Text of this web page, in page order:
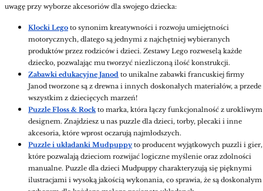
uwagę przy wyborze akcesoriów dla swojego dziecka:
Klocki Lego to synonim kreatywności i rozwoju umiejętności
motorycznych, dlatego są jednymi z najchętniej wybieranych
produktów przez rodziców i dzieci. Zestawy Lego rozweselą każde
dziecko, pozwalając mu tworzyć niezliczoną ilość konstrukcji.
Zabawki edukacyjne Janod to unikalne zabawki francuskiej firmy
Janod tworzone są z drewna i innych doskonałych materiałów, a przede
wszystkim z dziecięcych marzeń!
Puzzle Floss & Rockto marka, która łączy funkcjonalność z urokliwym
designem. Znajdziesz u nas puzzle dla dzieci, torby, plecaki i inne
akcesoria, które wprost oczarują najmłodszych.
Puzzle i układanki Mudpuppy to producent wyjątkowych puzzli i gier,
które pozwalają dzieciom rozwijać logiczne myślenie oraz zdolności
manualne. Puzzle dla dzieci Mudpuppy charakteryzują się pięknymi
ilustracjami i wysoką jakością wykonania, co sprawia, że są doskonałym